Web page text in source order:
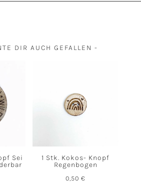
DIR AUCH GEFALLEN -
Sei
1 Stk. Kokos- Knopf
Regenbogen
0,50€